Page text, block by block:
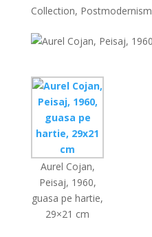
Collection, Postmodernism
Aurel Cojan,
Peisaj, 1960,
guasa pe hartie,
29×21 cm